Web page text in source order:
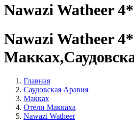
Nawazi Watheer 4*
Nawazi Watheer 4*
Главная
Саудовская Аравия
Макках
Отели Маккаха
Nawazi Watheer